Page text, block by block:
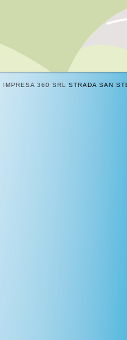
IMPRESA 360 SRL STRADA SAN